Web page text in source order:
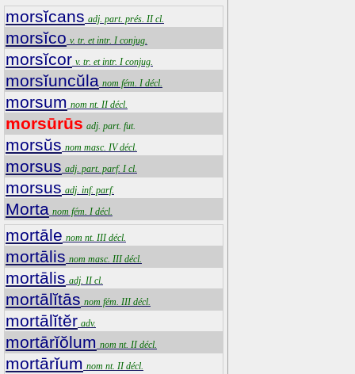
morsĭcans adj. part. prés. II cl.
morsĭco v. tr. et intr. I conjug.
morsĭcor v. tr. et intr. I conjug.
morsĭuncŭla nom fém. I décl.
morsum nom nt. II décl.
morsūrūs adj. part. fut.
morsŭs nom masc. IV décl.
morsus adj. part. parf. I cl.
morsus adj. inf. parf.
Morta nom fém. I décl.
mortāle nom nt. III décl.
mortālis nom masc. III décl.
mortālis adj. II cl.
mortālĭtās nom fém. III décl.
mortālĭtĕr adv.
mortārĭŏlum nom nt. II décl.
mortārĭum nom nt. II décl.